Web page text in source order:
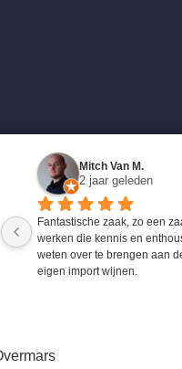
Mitch Van M.
2 jaar geleden
Fantastische zaak, zo een
werken die kennis en
weten over te brengen aan
eigen import wijnen.